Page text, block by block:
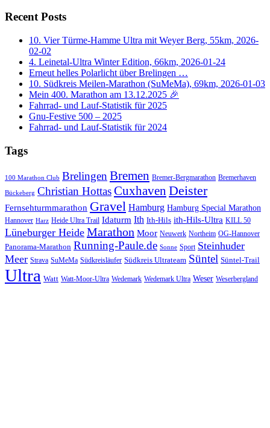
Recent Posts
10. Vier Türme-Hamme Ultra mit Weyer Berg, 55km, 2026-
02-02
4. Leinetal-Ultra Winter Edition, 66km, 2026-01-24
Erneut helles Polarlicht über Brelingen …
10. Südkreis Meilen-Marathon (SuMeMa), 69km, 2026-01-03
Mein 400. Marathon am 13.12.2025 🎉
Fahrrad- und Lauf-Statistik für 2025
Gnu-Festive 500 – 2025
Fahrrad- und Lauf-Statistik für 2024
Tags
100 Marathon Club BrelingenBremen Bremer-Bergmarathon Bremerhaven
Bückeberg Christian HottasCuxhaven Deister
Fernsehturmmarathon Gravel Hamburg Hamburg Special Marathon
Hannover Harz Heide Ultra Trail Idaturm Ith Ith-Hils ith-Hils-Ultra KILL 50
Lüneburger Heide Marathon Moor Neuwerk Northeim OG-Hannover
Panorama-Marathon Running-Paule.de Sonne Sport Steinhuder
Meer Strava SuMeMa Südkreisläufer Südkreis Ultrateam Süntel Süntel-Trail
Ultra Watt Watt-Moor-Ultra Wedemark Wedemark Ultra Weser Weserbergland